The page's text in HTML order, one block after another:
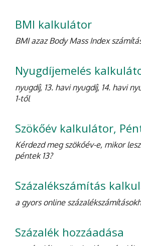
BMI kalkulátor
BMI azaz Body Mass Index
Nyugdíjemelés
nyugdíj, 13. havi nyugdíj, 14. havi
1-től
Szökőév kalkulátor,
Kérdezd meg szökőév-e, mikor
péntek 13?
Százalékszámítás
a gyors online
Százalék hozzáadása